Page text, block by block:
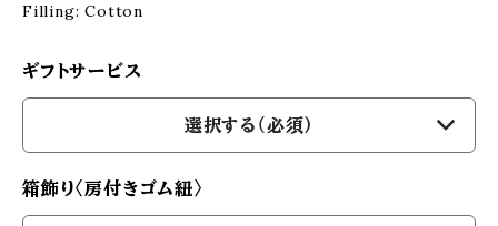
Filling: Cotton
ギフトサービス
選択する（必須）
箱飾り〈房付きゴム紐〉